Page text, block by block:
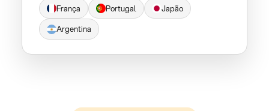
França
Portugal
Japão
Argentina